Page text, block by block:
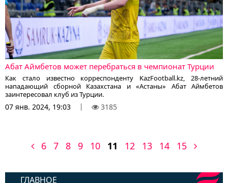
ГЛАВНОЕ
Абат Аймбетов может перебраться в чемпионат Турции
Как стало известно корреспонденту KazFootball.kz, 28-летний
нападающий сборной Казахстана и «Астаны» Абат Аймбетов
заинтересовал клуб из Турции.
07 янв. 2024, 19:03 3185
6 7 8 9 10 11 12 13 14 15